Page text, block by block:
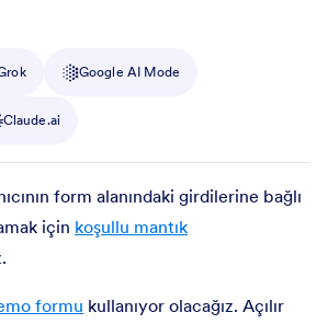
Google AI Mode
Claude.ai
form alanındaki girdilerine bağlı
için koşullu mantık
formu kullanıyor olacağız. Açılır